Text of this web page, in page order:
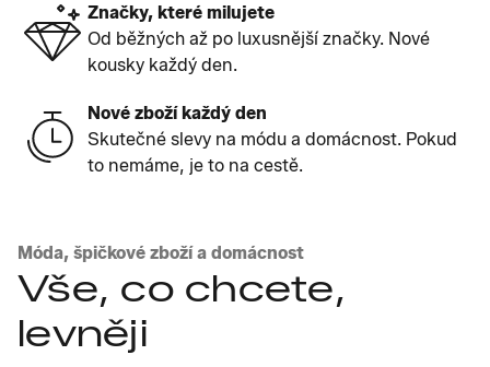
Značky, které milujete
Od běžných až po luxusnější značky. Nové
kousky každý den.
Nové zboží každý den
Skutečné slevy na módu a domácnost. Pokud
to nemáme, je to na cestě.
Móda, špičkové zboží a domácnost
Vše, co chcete,
levněji